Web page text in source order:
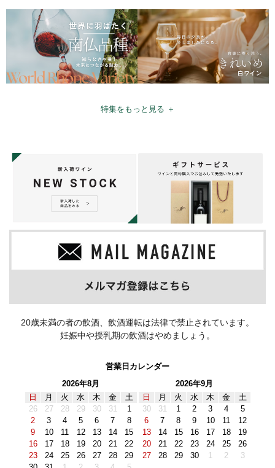
特集をもっと見る ＋
20歳未満の者の飲酒、飲酒運転は法律で禁止されています。
妊娠中や授乳期の飲酒はやめましょう。
営業日カレンダー
2026年8月
日
月 火 水 木 金
土
26
27 28 29 30 31
1
2
3 4 5 6 7
8
9
10 11 12 13 14
15
16
17 18 19 20 21
22
23
24 25 26 27 28
29
2026年9月
日
月 火 水 木 金
土
30
31 1 2 3 4
5
6
7 8 9 10 11
12
13
14 15 16 17 18
19
20
21 22 23 24 25
26
27
28 29 30 1 2 3